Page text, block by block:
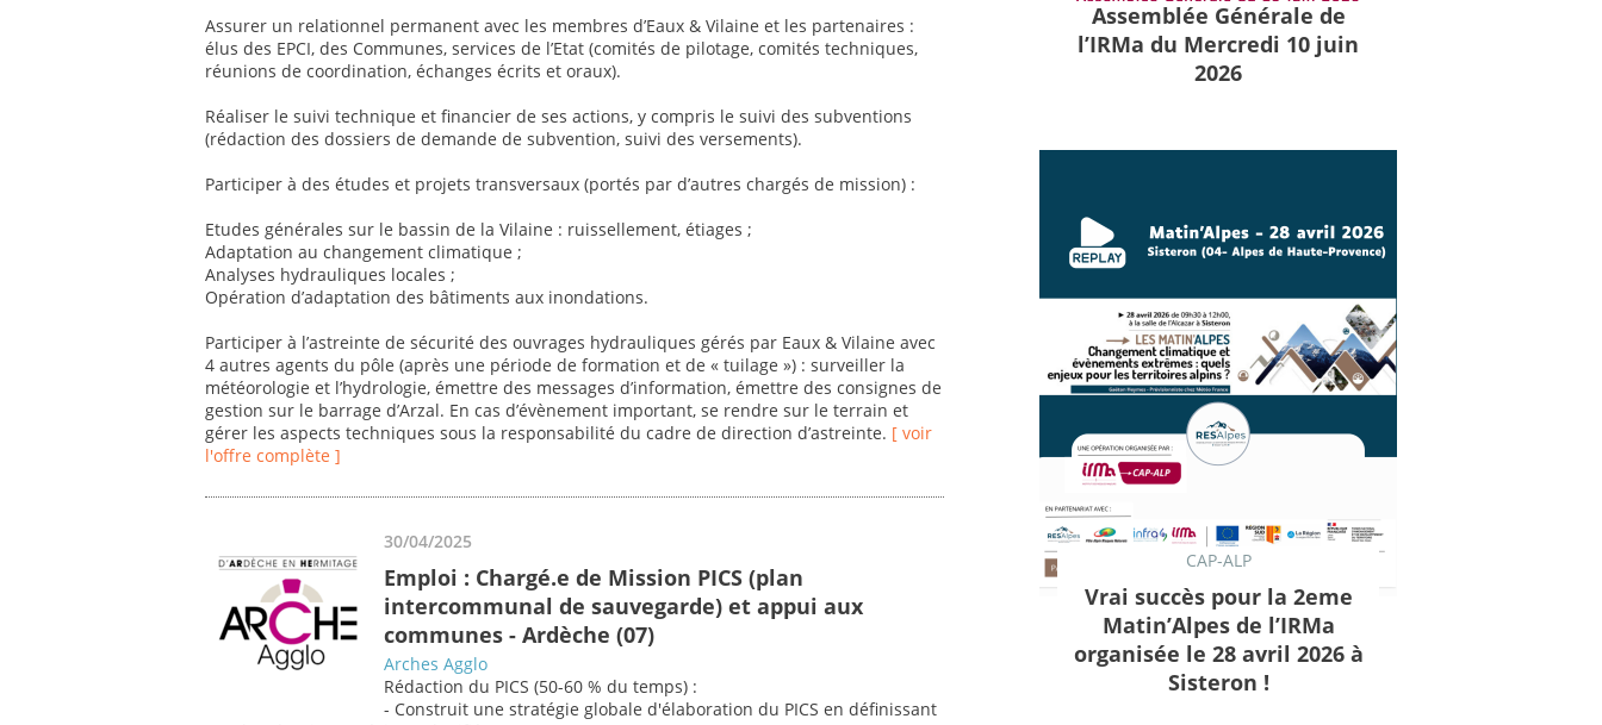
Assurer un relationnel permanent avec les membres d’Eaux & Vilaine et les partenaires :
élus des EPCI, des Communes, services de l’Etat (comités de pilotage, comités techniques,
réunions de coordination, échanges écrits et oraux).
Réaliser le suivi technique et financier de ses actions, y compris le suivi des subventions
(rédaction des dossiers de demande de subvention, suivi des versements).
Participer à des études et projets transversaux (portés par d’autres chargés de mission) :
Etudes générales sur le bassin de la Vilaine : ruissellement, étiages ;
Adaptation au changement climatique ;
Analyses hydrauliques locales ;
Opération d’adaptation des bâtiments aux inondations.
Participer à l’astreinte de sécurité des ouvrages hydrauliques gérés par Eaux & Vilaine avec
4 autres agents du pôle (après une période de formation et de « tuilage ») : surveiller la
météorologie et l’hydrologie, émettre des messages d’information, émettre des consignes de
gestion sur le barrage d’Arzal. En cas d’évènement important, se rendre sur le terrain et
gérer les aspects techniques sous la responsabilité du cadre de direction d’astreinte. [ voir
l'offre complète ]
30/04/2025
Emploi : Chargé.e de Mission PICS (plan
intercommunal de sauvegarde) et appui aux
communes - Ardèche (07)
Arches Agglo
Rédaction du PICS (50-60 % du temps) :
- Construit une stratégie globale d'élaboration du PICS en définissant
Assemblée Générale de
l’IRMa du Mercredi 10 juin
2026
CAP-ALP
Vrai succès pour la 2eme
Matin’Alpes de l’IRMa
organisée le 28 avril 2026 à
Sisteron !